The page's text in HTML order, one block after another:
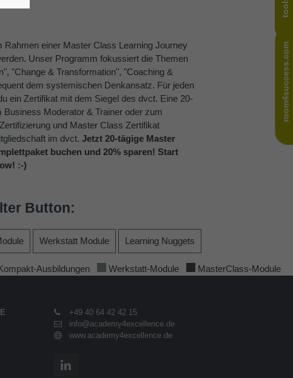
room4success.com
Rahmen einer Master Class Learning Journey
Unser Programm fokussiert die Themen
"Change & Transformation", "Coaching &
dem systemischen Denkansatz. Für jeden
ein Zertifikat mit dem Siegel des dvct. Eine 20-
Business Moderator & Trainer oder zum
und Master Class Zertifikat
im dvct. Jetzt 20-tägige Master
buchen und 20% sparen! Start
:-)
Button:
Werkstatt Module Learning Nuggets
Ausbildungen Werkstatt-Module MasterClass-Module
+49 40 64 42 42 15
info@academy4excellence.de
www.academy4excellence.de
room4success.com